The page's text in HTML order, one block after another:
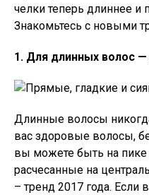
челки теперь длиннее и
Знакомьтесь с новыми
1. Для длинных волос —
Длинные волосы
вас здоровые волосы,
вы можете быть на
расчесанные на
– тренд 2017 года. Если